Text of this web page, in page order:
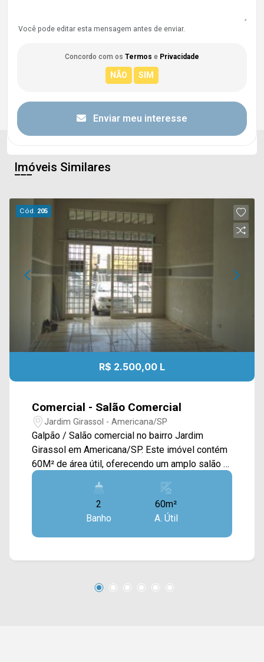
Você pode editar esta mensagem antes de enviar.
Concordo com os Termos e Privacidade
Enviar meu interesse
Imóveis Similares
Cód. 205
R$ 2.500,00 L
Comercial - Salão Comercial
Jardim Girassol - Americana/SP
Galpão / Salão comercial no bairro Jardim
Girassol em Americana/SP. Este imóvel contém
60M² de área útil, oferecendo um amplo salão e
02 salas com acabamento em piso frio. > 02
banheiros; > vagas rotativas. Localizado
próximo à Rua Washington Luiz, Rua Rui
Barbosa, Av. Dr. Antônio Lobo e Av. 09 de Julho.
Esta região conta restaurantes, farmácias,
Entre em contato com a equipe da Arbix Imóveis
(19) 3475-4546 ARBIX IMÓVEIS - Presente em
2
Banho
60m²
A. Útil